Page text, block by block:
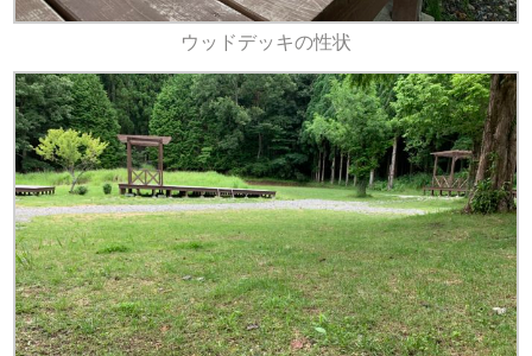
ウッドデッキの性状